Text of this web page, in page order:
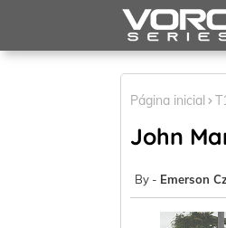
Página inicial
John
Emerson